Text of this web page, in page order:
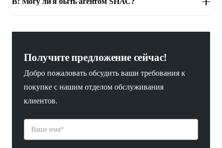
Получите предложение сейчас!
Добро пожаловать обсудить ваши требования к
покупке с нашим отделом обслуживания
клиентов.